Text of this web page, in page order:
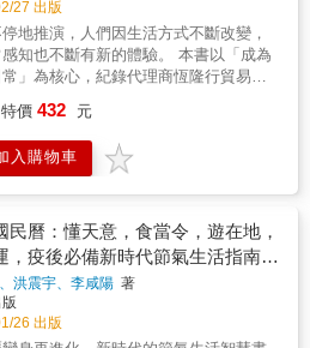
個家，但最後卻不喜歡回家，因為空
塞滿了，但內心卻空空的。我們以為
納盒、多一個櫃子，家就會變得更
最後只是把情緒也一層層塞進抽屜，然
事。我一直相信整理不只有斷捨離，
自己生活的深度對話。這本書，是一
現，當你開始整理，不只是清空桌面，
把那些『我早就該放下的』，溫柔地
愛妝點你的家。推薦給你，想要重新
。想找回生活主導權的你。還有，願
好一點的你。這本書，會讓你知道，
一個真正讓你安心的家。」◆楊賢英快
活FB版主｜楊賢英：「用愛整理家，
滿的愛包圍著。」◆Youtuber｜極簡
：「作者分享『舒適生活的10個步
命故事，並於多年後，再度一一探訪
我剖析 vs 採訪紀錄，前後兩段時間書
真實描繪出移居所帶來的變化軌跡。&
真的是對的選擇嗎？&在這段逐漸釐清
程中，最初追求的理想是否實現了？
最多的不是外在環境， 而是你和自己的
＃移居地方這些年，其實我們想說的
能會發生&mdash;&mdash;心儀的土
生活，做了才發現自己根本無暇照顧
突然從都市搬到鄉間，來自左鄰右舍的
，讓人很有壓力&hellip;&hellip;&除此
會結出美妙的果實&mdash;&mdash;&
為結婚而移居宜蘭，從沒有生活目標
27 出版
地推演，人們因生活方式不斷改變，
知也不斷有新的體驗。 本書以「成為
」為核心，紀錄代理商恆隆行貿易股
大家的日常過成美好時光。 裝幀設計
活報的格式，提供關於每日生活美好
面向，從專欄、頭條、商業版，到副
一點，讓生活大於想像。 &
特價 432 元
入購物車
民曆：懂天意，食當令，遊在地，
，疫後必備新時代節氣生活指南
版)
洪震宇、李咸陽 著
26 出版